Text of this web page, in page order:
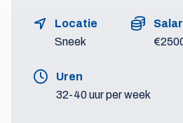
Locatie
Sneek
Uren
32-40 uur per week